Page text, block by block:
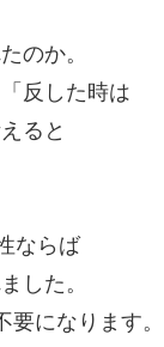
のか。
反した時は
ると
ならば
した。
になります。